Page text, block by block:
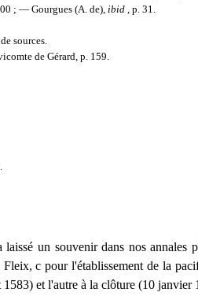
; — Gourgues (A. de), ibid p. 31.
sources.
de Gérard, p. 159.
un souvenir dans nos
Fleix,cpour l'établissement de la
et l'autre à la clôture (10 janvier